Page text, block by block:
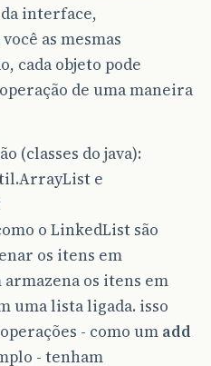
interface,
as mesmas
cada objeto pode
de uma maneira
(classes do java):
e
o LinkedList são
os itens em
armazena os itens em
uma lista ligada. isso
- como um add
- tenham